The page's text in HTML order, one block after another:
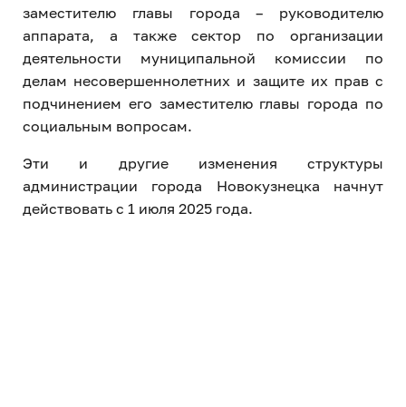
заместителю главы города – руководителю
аппарата, а также сектор по организации
деятельности муниципальной комиссии по
делам несовершеннолетних и защите их прав с
подчинением его заместителю главы города по
социальным вопросам.
Эти и другие изменения структуры
администрации города Новокузнецка начнут
действовать с 1 июля 2025 года.